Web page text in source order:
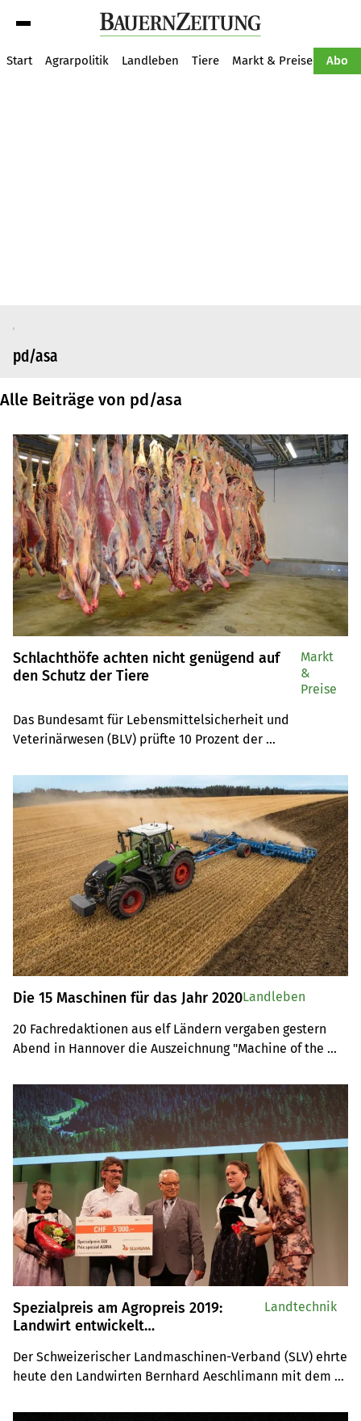
Start Agrarpolitik Landleben Tiere Markt & Preise Abo
pd/asa
Alle Beiträge von pd/asa
Schlachthöfe achten nicht genügend auf
den Schutz der Tiere
Das Bundesamt für Lebensmittelsicherheit und
Veterinärwesen (BLV) prüfte 10 Prozent der
Vorschriften zum Schutz der Tiere werden nicht
genügend befolgt.
Markt
&
Preise
Die 15 Maschinen für das Jahr 2020
20 Fachredaktionen aus elf Ländern vergaben gestern
Abend in Hannover die Auszeichnung "Machine of the
Landleben
Spezialpreis am Agropreis 2019:
Landwirt entwickelt
Der Schweizerischer Landmaschinen-Verband (SLV) ehrte
heute den Landwirten Bernhard Aeschlimann mit dem
Landtechnik